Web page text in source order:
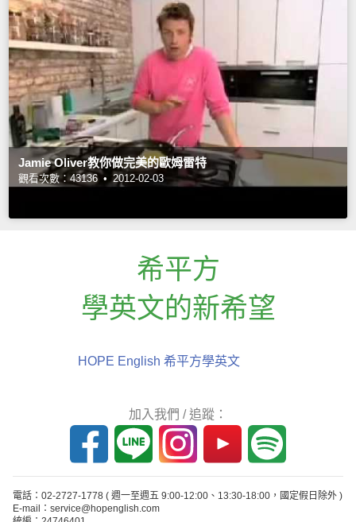
Jamie Oliver教你做完美的歐姆雷特
觀看次數：43136 • 2012-02-03
希平方
學英文的新希望
HOPE English 希平方學英文
加入我們 / 追蹤：
電話：02-2727-1778 ( 週一至週五 9:00-12:00、13:30-18:00，國定假日除外 )
E-mail：service@hopenglish.com